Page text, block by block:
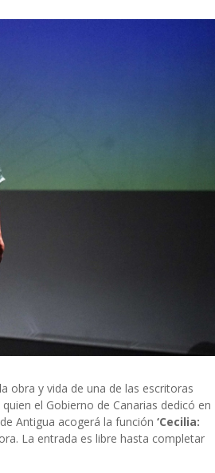
obra y vida de una de las escritoras
quien el Gobierno de Canarias dedicó en
Antigua acogerá la función ‘Cecilia:
La entrada es libre hasta completar